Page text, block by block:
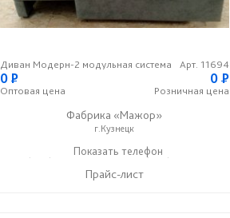
Диван Модерн-2 модульная система Арт. 11694
0P
Оптовая цена
0 P
Розничная цена
Фабрика «Мажор»
г.Кузнецк
+7 (999) 611-98-99 ☎+7 (999) 610-99-95
Показать телефон
Прайс-лист